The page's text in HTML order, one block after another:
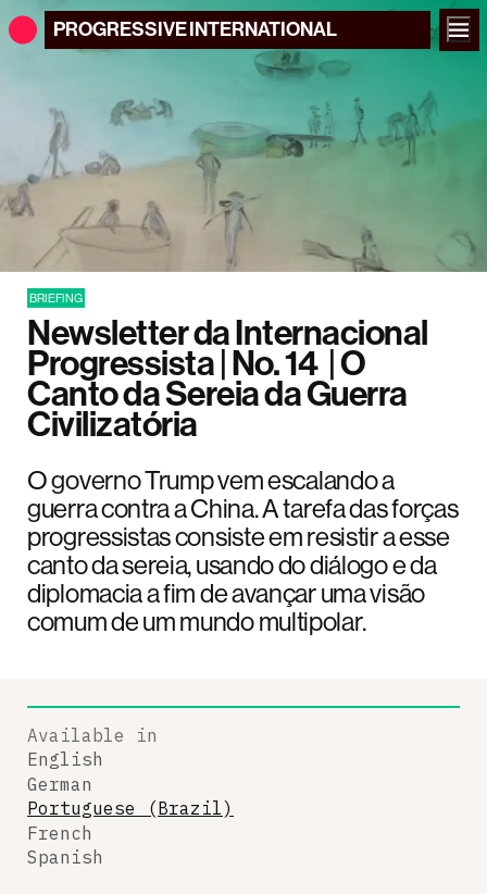
PROGRESSIVEINTERNATIONAL
BRIEFING
Newsletter da Internacional
Progressista | No. 14 | O
Canto da Sereia da Guerra
Civilizatória
O governo Trump vem escalando a
guerra contra a China. A tarefa das forças
progressistas consiste em resistir a esse
canto da sereia, usando do diálogo e da
diplomacia a fim de avançar uma visão
comum de um mundo multipolar.
Available in
English
German
Portuguese (Brazil)
French
Spanish